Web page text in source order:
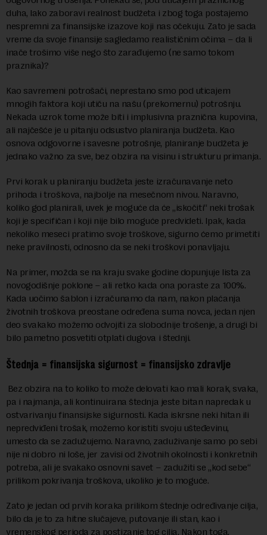
duha, lako zaboravi realnost budžeta i zbog toga postajemo
nespremni za finansijske izazove koji nas očekuju. Zato je sada
vreme da svoje finansije sagledamo realističnim očima – da li
inače trošimo više nego što zarađujemo (ne samo tokom
praznika)?
Kao savremeni potrošači, neprestano smo pod uticajem
mnogih faktora koji utiču na našu (prekomernu) potrošnju.
Nekada uzrok tome može biti i implusivna praznična kupovina,
ali najčešće je u pitanju odsustvo planiranja budžeta. Kao
osnova odgovorne i savesne potrošnje, planiranje budžeta je
jednako važno za sve, bez obzira na visinu i strukturu primanja.
Prvi korak u planiranju budžeta jeste izračunavanje neto
prihoda i troškova, najbolje na mesečnom nivou. Naravno,
koliko god planirali, uvek je moguće da će „iskočiti“ neki trošak
koji je specifičan i koji nije bilo moguće predvideti. Ipak, kada
nekoliko meseci pratimo svoje troškove, sigurno ćemo primetiti
neke pravilnosti, odnosno da se neki troškovi ponavljaju.
Na primer, možda se na kraju svake godine dopunjuje lista za
novogodišnje poklone – ali retko kada ona poraste za 100%.
Kada uočimo šablon i izračunamo da nam, nakon plaćanja
životnih troškova preostane određena suma novca, jedan njen
deo svakako možemo odvojiti za slobodnije trošenje, a drugi bi
bilo pametno posvetiti otplati dugova i štednji.
Štednja = finansijska sigurnost = finansijsko zdravlje
Bez obzira na to koliko to može delovati kao mali korak, svaka,
pa i najmanja, ali kontinuirana štednja jeste bitan napredak u
ostvarivanju finansijske sigurnosti. Kada iskrsne neki hitan ili
nepredviđeni trošak, možemo koristiti svoju ušteđevinu,
umesto da se zadužujemo. Naravno, zaduživanje samo po sebi
nije ni dobro ni loše, jer zavisi od životnih okolnosti i konkretnih
potreba, ali je svakako osnovni savet – zadužiti se „kod sebe“
prilikom pokrivanja troškova, ukoliko je to moguće.
Zato je jedan od prvih koraka prilikom štednje određivanje cilja,
bilo da je to za hitne slučajeve, putovanje ili stan, kao i
vremenskog perioda za postizanje tog cilja. Nakon toga,